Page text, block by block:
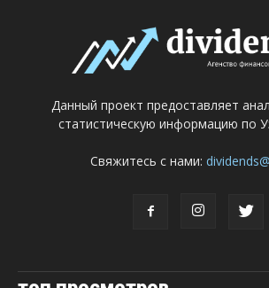
Данный проект предоставляет
статистическую информацию по
Свяжитесь с нами: